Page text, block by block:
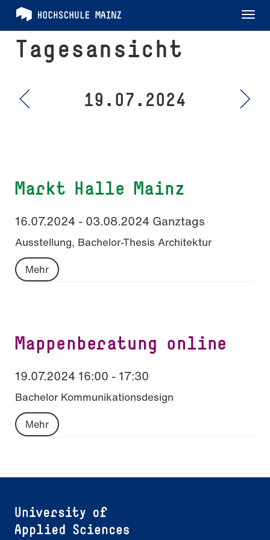
Tagesansicht
19.07.2024
Markt Halle Mainz
16.07.2024 - 03.08.2024 Ganztags
Ausstellung, Bachelor-Thesis Architektur
Mehr
Mappenberatung online
19.07.2024 16:00 - 17:30
Bachelor Kommunikationsdesign
Mehr